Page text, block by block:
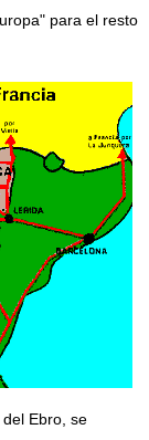
para el resto
Ebro, se